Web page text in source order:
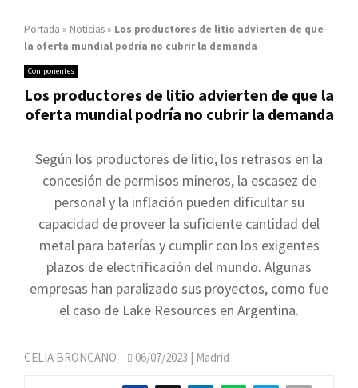
Portada » Noticias » Los productores de litio advierten de que
la oferta mundial podría no cubrir la demanda
Componentes
Los productores de litio advierten de que la
oferta mundial podría no cubrir la demanda
Según los productores de litio, los retrasos en la
concesión de permisos mineros, la escasez de
personal y la inflación pueden dificultar su
capacidad de proveer la suficiente cantidad del
metal para baterías y cumplir con los exigentes
plazos de electrificación del mundo. Algunas
empresas han paralizado sus proyectos, como fue
el caso de Lake Resources en Argentina.
CELIA BRONCANO 06/07/2023 | Madrid